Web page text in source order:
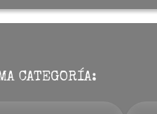
CATEGORÍA: